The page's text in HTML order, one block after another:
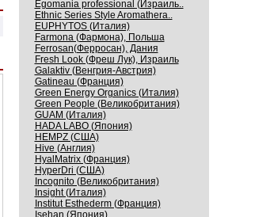
Egomania professional (Израиль..
Ethnic Series Style Aromathera..
EUPHYTOS (Италия)
Farmona (Фармона), Польша
Ferrosan(Ферросан), Дания
Fresh Look (Фреш Лук), Израиль
Galaktiv (Венгрия-Австрия)
Gatineau (Франция)
Green Energy Organics (Италия)
Green People (Великобритания)
GUAM (Италия)
HADA LABO (Япония)
HEMPZ (США)
Hive (Англия)
HyalMatrix (Франция)
HyperDri (США)
Incognito (Великобритания)
Insight (Италия)
Institut Esthederm (Франция)
Isehan (Япония)